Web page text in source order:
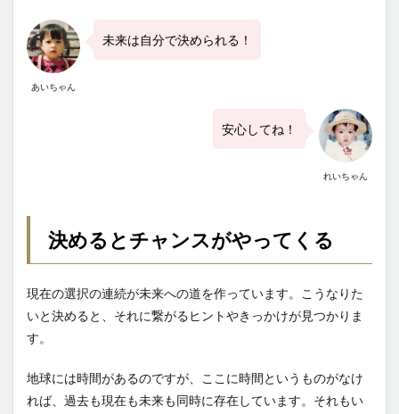
く意
味
6
願い
あいちゃん
未来は自分で決められる！
れいちゃん
安心してね！
決めるとチャンスがやってくる
現在の選択の連続が未来への道を作っています。こうなりた
いと決めると、それに繋がるヒントやきっかけが見つかりま
す。
地球には時間があるのですが、ここに時間というものがなけ
れば、過去も現在も未来も同時に存在しています。それもい